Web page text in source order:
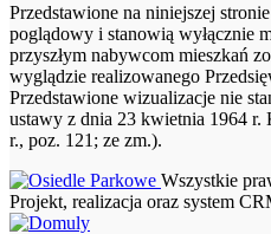
Przedstawione na niniejszej
poglądowy i stanowią wyłącznie
przyszłym nabywcom mieszkań
wyglądzie realizowanego
Przedstawione wizualizacje nie
ustawy z dnia 23 kwietnia 1964
r., poz. 121; ze zm.).
Wszystkie
Projekt, realizacja oraz system